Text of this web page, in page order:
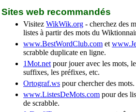
Sites web recommandés
Visitez WikWik.org - cherchez des
listes à partir des mots du
www.BestWordClub.com et
scrabble duplicate en ligne.
1Mot.net pour jouer avec les mots,
suffixes, les préfixes, etc.
Ortograf.ws pour chercher des mots.
www.ListesDeMots.com pour des
de scrabble.